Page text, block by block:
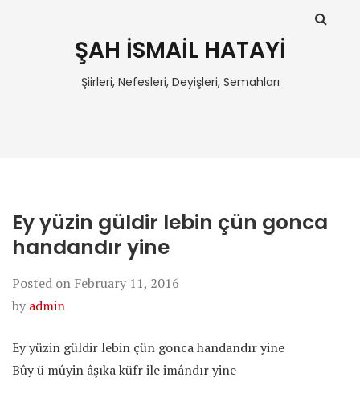
ŞAH İSMAİL HATAYİ
Şiirleri, Nefesleri, Deyişleri, Semahları
Ey yüzin güldir lebin çün gonca
handandır yine
Posted on February 11, 2016
by admin
Ey yüzin güldir lebin çün gonca handandır yine
Bûy ü mûyin âşıka küfr ile imândır yine